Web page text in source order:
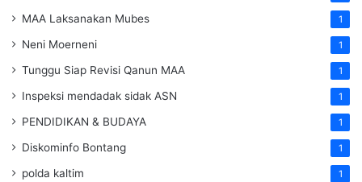
MAA Laksanakan Mubes 1
Neni Moerneni 1
Tunggu Siap Revisi Qanun MAA 1
Inspeksi mendadak sidak ASN 1
PENDIDIKAN & BUDAYA 1
Diskominfo Bontang 1
polda kaltim 1